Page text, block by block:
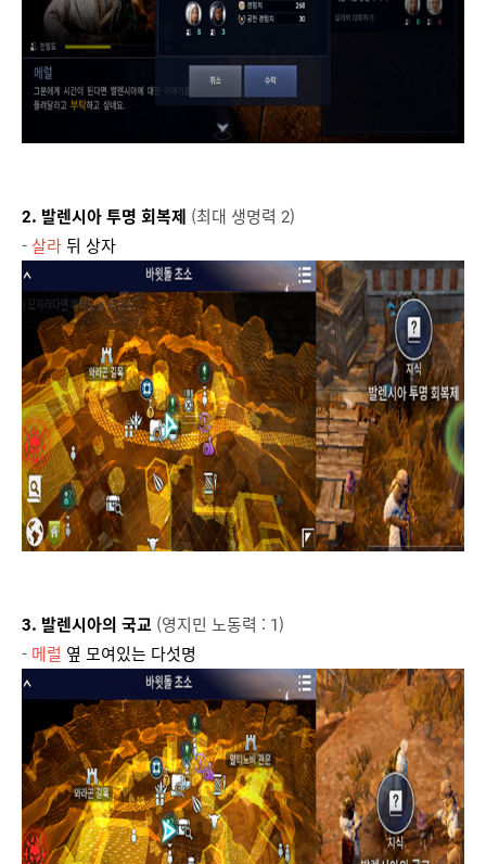
2. 발렌시아 투명 회복제 (최대 생명력 2)
- 살라뒤 상자
3. 발렌시아의 국교 (영지민 노동력 : 1)
- 메럴 옆 모여있는 다섯명